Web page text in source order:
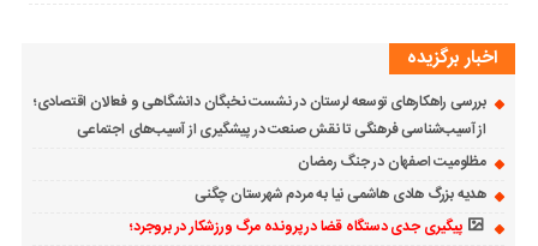
اخبار برگزیده
بررسی راهکارهای توسعه لرستان در نشست نخبگان دانشگاهی و فعالان اقتصادی؛
از آسیب‌شناسی فرهنگی تا نقش صنعت در پیشگیری از آسیب‌های اجتماعی
مظلومیت اصفهان در جنگ رمضان
هدیه بزرگ هادی هاشمی نیا به مردم شهرستان چگنی
پیگیری جدی دستگاه قضا در پرونده مرگ ورزشکار در بروجرد؛